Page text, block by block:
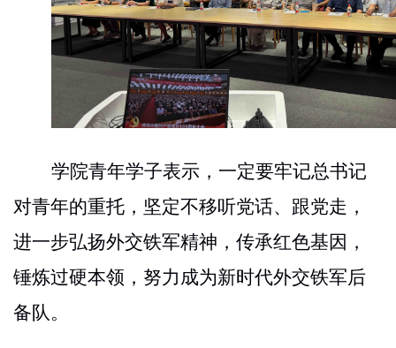
学院青年学子表示，一定要牢记总书记
对青年的重托，坚定不移听党话、跟党走，
进一步弘扬外交铁军精神，传承红色基因，
锤炼过硬本领 ， 努力成为新时代外交铁军后
备队。